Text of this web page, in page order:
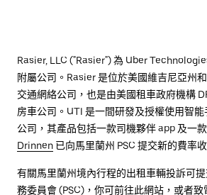
Rasier, LLC ("Rasier") 為 Uber
附屬公司。Rasier 是位於美國維吉尼亞州
交通網絡公司，也是由美國租車政府機構
房車公司。UTI 是一間研發及授權使用智
公司，其產品包括一款司機夥伴 app 及一
Drinnen 已向馬里蘭州 PSC 提交新的費率收
有關馬里蘭州境內行程的出租車輛投訴可
務委員會 (PSC)，你可前往此網站 ，或者